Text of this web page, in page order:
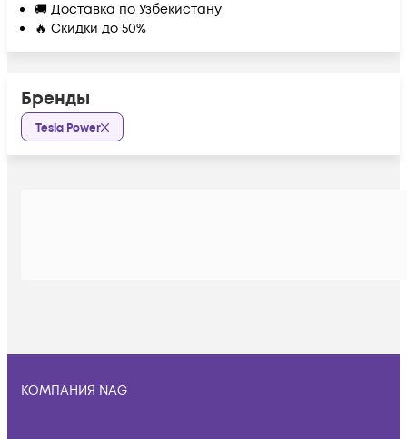
🚚 Доставка по Узбекистану
🔥 Скидки до 50%
Бренды
Tesla Power
КОМПАНИЯ NAG